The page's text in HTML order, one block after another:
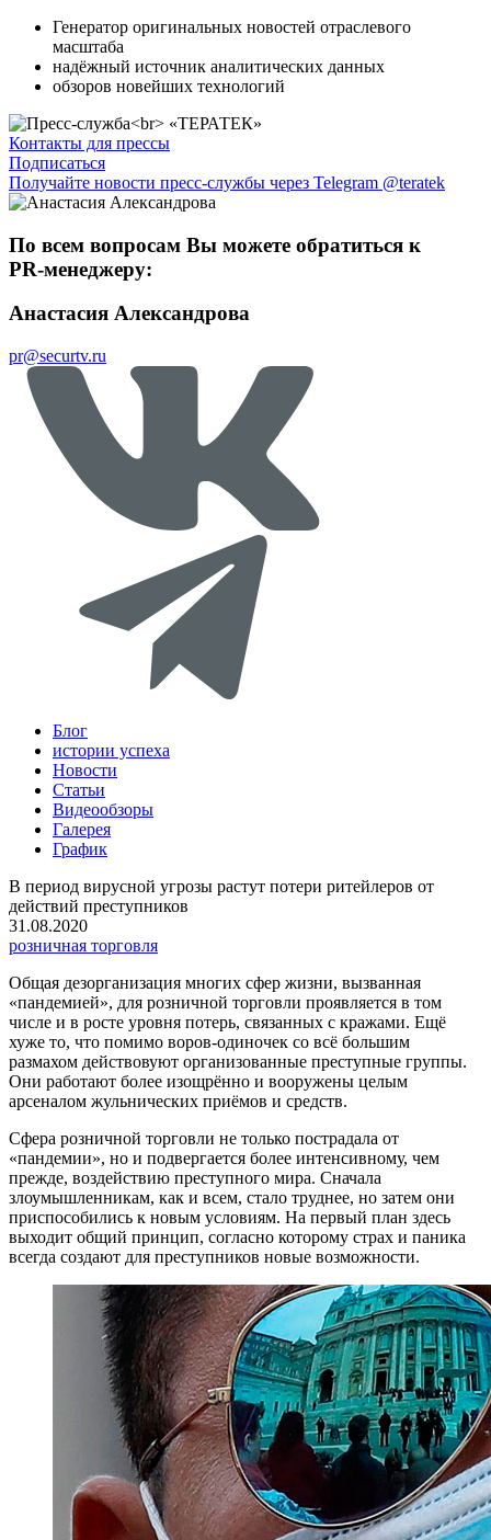
Генератор оригинальных новостей отраслевого
масштаба
надёжный источник аналитических данных
обзоров новейших технологий
Контакты для прессы
Подписаться
Получайте новости пресс-службы через Telegram @teratek
По всем вопросам Вы можете обратиться к
PR-менеджеру:
Анастасия Александрова
pr@securtv.ru
Блог
истории успеха
Новости
Статьи
Видеообзоры
Галерея
График
В период вирусной угрозы растут потери ритейлеров от
действий преступников
31.08.2020
розничная торговля
Общая дезорганизация многих сфер жизни, вызванная
«пандемией», для розничной торговли проявляется в том
числе и в росте уровня потерь, связанных с кражами. Ещё
хуже то, что помимо воров-одиночек со всё большим
размахом действовуют организованные преступные группы.
Они работают более изощрённо и вооружены целым
арсеналом жульнических приёмов и средств.
Сфера розничной торговли не только пострадала от
«пандемии», но и подвергается более интенсивному, чем
прежде, воздействию преступного мира. Сначала
злоумышленникам, как и всем, стало труднее, но затем они
приспособились к новым условиям. На первый план здесь
выходит общий принцип, согласно которому страх и паника
всегда создают для преступников новые возможности.